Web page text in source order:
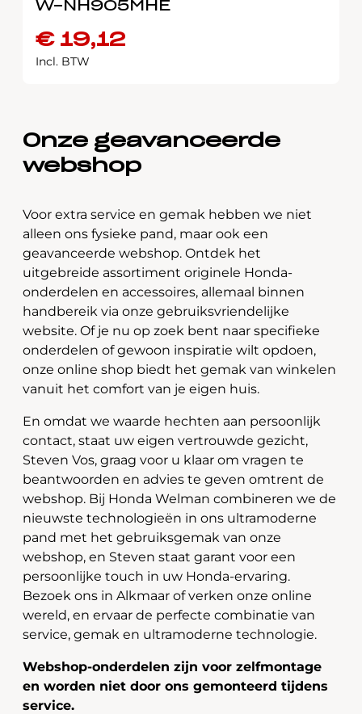
W-NH905MHE
€19,12
Incl. BTW
Onze geavanceerde
webshop
Voor extra service en gemak hebben we niet
alleen ons fysieke pand, maar ook een
geavanceerde webshop. Ontdek het
uitgebreide assortiment originele Honda-
onderdelen en accessoires, allemaal binnen
handbereik via onze gebruiksvriendelijke
website. Of je nu op zoek bent naar specifieke
onderdelen of gewoon inspiratie wilt opdoen,
onze online shop biedt het gemak van winkelen
vanuit het comfort van je eigen huis.
En omdat we waarde hechten aan persoonlijk
contact, staat uw eigen vertrouwde gezicht,
Steven Vos, graag voor u klaar om vragen te
beantwoorden en advies te geven omtrent de
webshop. Bij Honda Welman combineren we de
nieuwste technologieën in ons ultramoderne
pand met het gebruiksgemak van onze
webshop, en Steven staat garant voor een
persoonlijke touch in uw Honda-ervaring.
Bezoek ons in Alkmaar of verken onze online
wereld, en ervaar de perfecte combinatie van
service, gemak en ultramoderne technologie.
Webshop-onderdelen zijn voor zelfmontage
en worden niet door ons gemonteerd tijdens
service.